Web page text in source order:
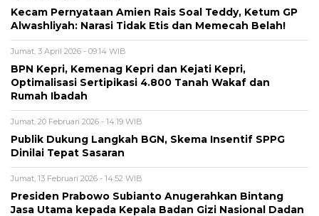
Kecam Pernyataan Amien Rais Soal Teddy, Ketum GP
Alwashliyah: Narasi Tidak Etis dan Memecah Belah!
Jumat, 3 April 2026 - 09:14 WIB
BPN Kepri, Kemenag Kepri dan Kejati Kepri,
Optimalisasi Sertipikasi 4.800 Tanah Wakaf dan
Rumah Ibadah
Jumat, 20 Februari 2026 - 14:19 WIB
Publik Dukung Langkah BGN, Skema Insentif SPPG
Dinilai Tepat Sasaran
Jumat, 13 Februari 2026 - 14:52 WIB
Presiden Prabowo Subianto Anugerahkan Bintang
Jasa Utama kepada Kepala Badan Gizi Nasional Dadan